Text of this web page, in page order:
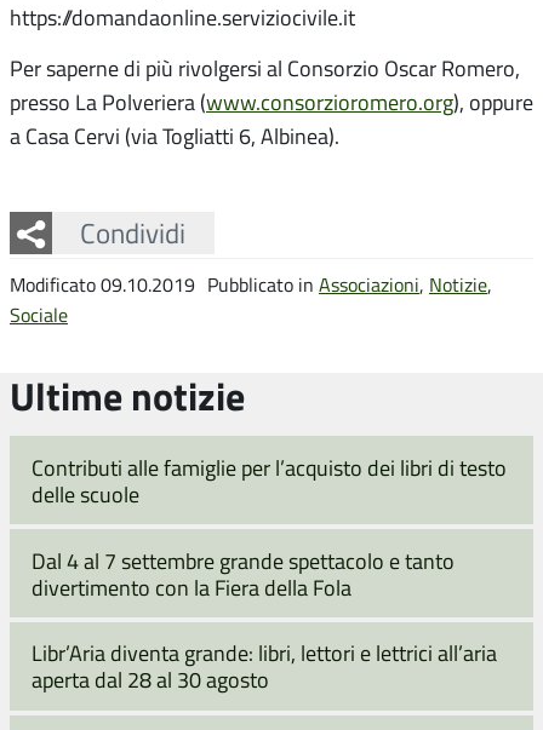
https://domandaonline.serviziocivile.it
Per saperne di più rivolgersi al Consorzio Oscar Romero,
presso La Polveriera (www.consorzioromero.org), oppure
a Casa Cervi (via Togliatti 6, Albinea).
Condividi
Facebook
Twitter
Whatsapp
Modificato 09.10.2019 Pubblicato in Associazioni, Notizie,
Sociale
Ultime notizie
Contributi alle famiglie per l’acquisto dei libri di testo
delle scuole
Dal 4 al 7 settembre grande spettacolo e tanto
divertimento con la Fiera della Fola
Libr’Aria diventa grande: libri, lettori e lettrici all’aria
aperta dal 28 al 30 agosto